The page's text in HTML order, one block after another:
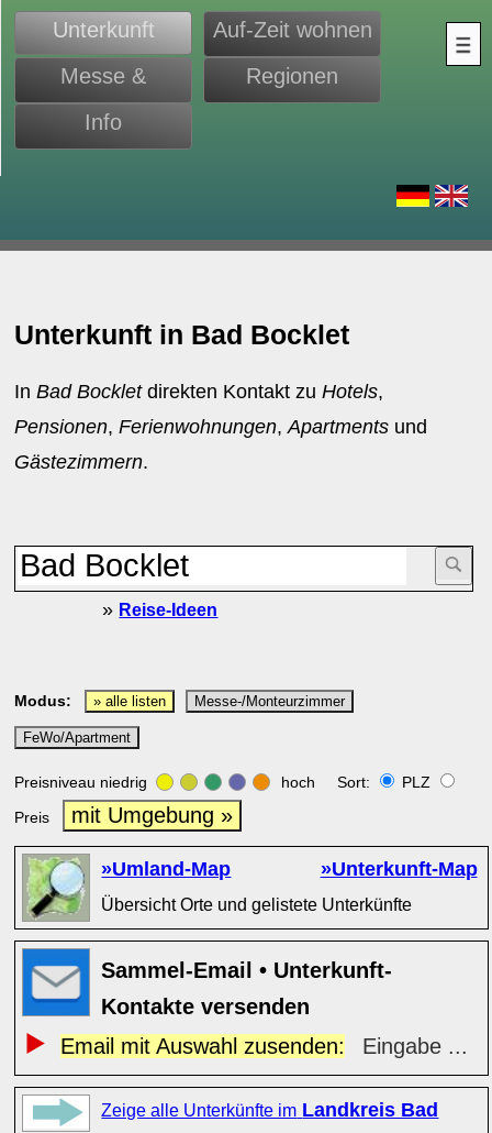
Unterkunft
Auf-Zeit wohnen
Messe &
Monteure
Regionen
Info
Unterkunft in Bad Bocklet
InBad Bockletdirekten Kontakt zuHotels,
Pensionen,Ferienwohnungen,Apartments und
Gästezimmern.
» Reise-Ideen
Modus: » alle listen Messe-/Monteurzimmer
FeWo/Apartment
Preisniveau niedrig hoch Sort:
PLZ
Preis
mit Umgebung »
»Umland-Map »Unterkunft-Map
Übersicht Orte und gelistete Unterkünfte
Sammel-Email • Unterkunft-
Kontakte versenden
Email mit Auswahl zusenden:
Eingabe ...
Zeige alle Unterkünfte im Landkreis Bad